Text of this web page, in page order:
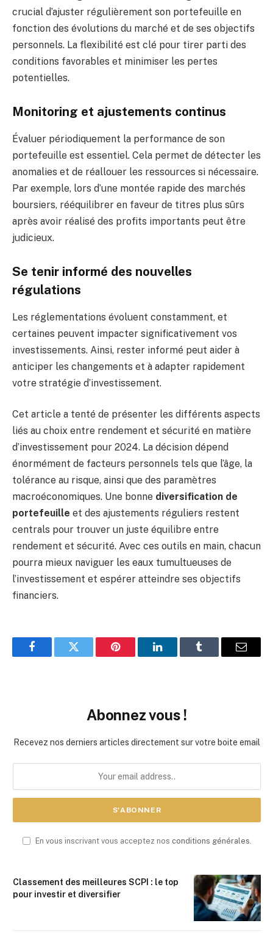
crucial d’ajuster régulièrement son portefeuille en
fonction des évolutions du marché et de ses objectifs
personnels. La flexibilité est clé pour tirer parti des
conditions favorables et minimiser les pertes
potentielles.
Monitoring et ajustements continus
Évaluer périodiquement la performance de son
portefeuille est essentiel. Cela permet de détecter les
anomalies et de réallouer les ressources si nécessaire.
Par exemple, lors d’une montée rapide des marchés
boursiers, rééquilibrer en faveur de titres plus sûrs
après avoir réalisé des profits importants peut être
judicieux.
Se tenir informé des nouvelles
régulations
Les réglementations évoluent constamment, et
certaines peuvent impacter significativement vos
investissements. Ainsi, rester informé peut aider à
anticiper les changements et à adapter rapidement
votre stratégie d’investissement.
Cet article a tenté de présenter les différents aspects
liés au choix entre rendement et sécurité en matière
d’investissement pour 2024. La décision dépend
énormément de facteurs personnels tels que l’âge, la
tolérance au risque, ainsi que des paramètres
macroéconomiques. Une bonne diversification de
portefeuille et des ajustements réguliers restent
centrals pour trouver un juste équilibre entre
rendement et sécurité. Avec ces outils en main, chacun
pourra mieux naviguer les eaux tumultueuses de
l’investissement et espérer atteindre ses objectifs
financiers.
FacebookTwitter Pinterest LinkedInTumblr Email
Abonnez vous !
Recevez nos derniers articles directement sur votre boite email
En vous inscrivant vous acceptez nos conditions générales.
Classement des meilleures SCPI : le top
pour investir et diversifier